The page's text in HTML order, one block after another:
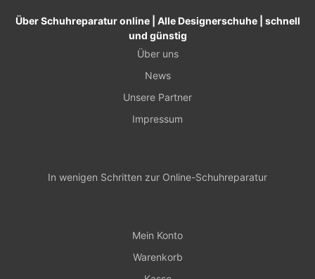
Über Schuhreparatur online | Alle Designerschuhe | schnell
und günstig
Über uns
News
Unsere Partner
Impressum
In wenigen Schritten zur Online-Schuhreparatur
Mein Konto
Warenkorb